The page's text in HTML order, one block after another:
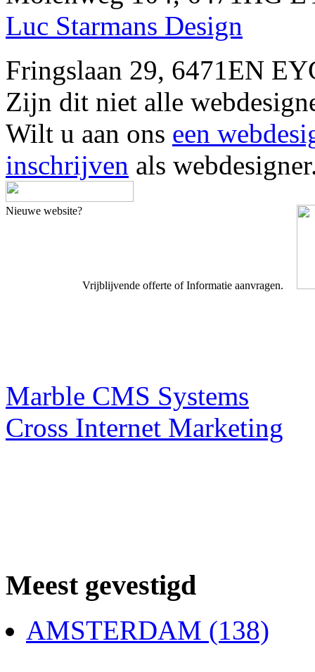
Luc Starmans Design
Fringslaan 29, 6471EN
Zijn dit niet alle
Wilt u aan ons een
inschrijven als
Nieuwe website?
Vrijblijvende offerte of Informatie aanvragen.
Marble CMS Systems
Cross Internet Marketing
Meest gevestigd
AMSTERDAM (138)